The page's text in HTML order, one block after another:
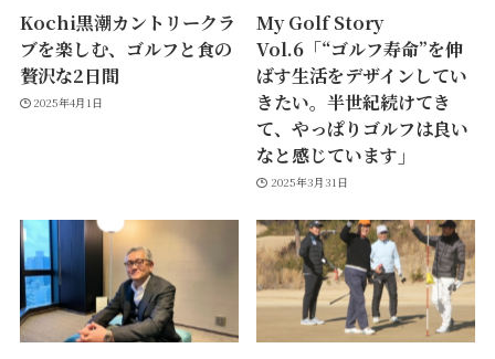
Kochi黒潮カントリークラ
ブを楽しむ、ゴルフと食の
贅沢な2日間
2025年4月1日
My Golf Story
Vol.6「“ゴルフ寿命”を伸
ばす生活をデザインしてい
きたい。半世紀続けてき
て、やっぱりゴルフは良い
なと感じています」
2025年3月31日